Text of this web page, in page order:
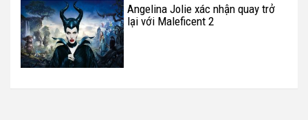
Angelina Jolie xác nhận quay trở
lại với Maleficent 2